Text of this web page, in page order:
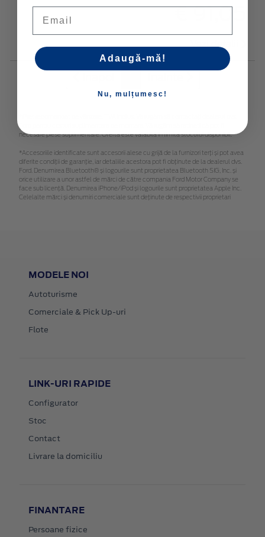
€ 91,05
Vezi detalii
necesare piese suplimentare. Oferta este valabilă în limita stocului disponibil.
*Accesoriile identificate sunt accesorii alese cu grijă de la furnizori terți și pot avea
diferite condiții de garanție, iar detaliile acestora pot fi obținute de la dealerul dvs.
Ford. Denumirea Bluetooth® și logourile sunt proprietatea Bluetooth SIG, Inc. și
orice utilizare a unor astfel de mărci de către compania Ford Motor Company se
face sub licență. Denumirea iPhone/iPod și logourile sunt proprietatea Apple Inc.
Celelalte mărci și denumiri comerciale sunt deținute de respectivii proprietari
MODELE NOI
Autoturisme
Comerciale & Pick Up-uri
Flote
LINK-URI RAPIDE
Configurator
Stoc
Contact
Livrare la domiciliu
FINANTARE
Persoane fizice
Adaugă-mă!
Nu, mulțumesc!